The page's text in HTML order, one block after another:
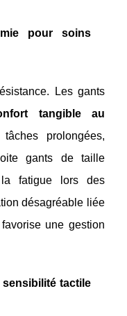
pour soins
Les gants
tangible au
prolongées,
gants de taille
fatigue lors des
désagréable liée
une gestion
tactile